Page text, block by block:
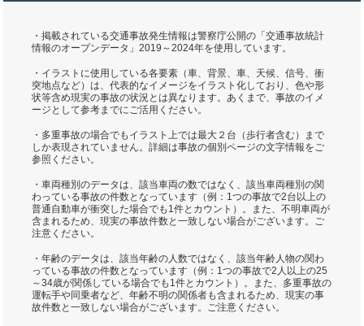
・掲載されている交通事故発生情報は警察庁公開の「交通事故統計
情報のオープンデータ」2019～2024年を使用しています。
・イラストに使用している各要素（車、背景、車、天候、信号、衝
突地点など）は、代表的なイメージをイラスト化しており、色や形
状等含め現実の事故の状況とは異なります。あくまで、事故のイメ
ージとして参考までにご活用ください。
・多重事故の場合でもイラスト上では最大２台（歩行者含む）まで
しか表現されていません。詳細は事故の個別ページの文字情報をご
参照ください。
・車両種別のデータは、該当車両の数ではなく、該当車両種別の関
わっている事故の件数となっています（例：1つの事故で2台以上の
普通自動車が衝突した場合でも1件とカウント）。また、不明車両が
含まれるため、現実の事故件数と一致しない場合がございます。ご
注意ください。
・年齢のデータは、該当年齢の人数ではなく、該当年齢人物の関わ
っている事故の件数となっています（例：1つの事故で2人以上の25
～34歳が関係している場合でも1件とカウント）。また、多重事故の
運転手や同乗者など、年齢不明の関係者も含まれるため、現実の事
故件数と一致しない場合がございます。ご注意ください。